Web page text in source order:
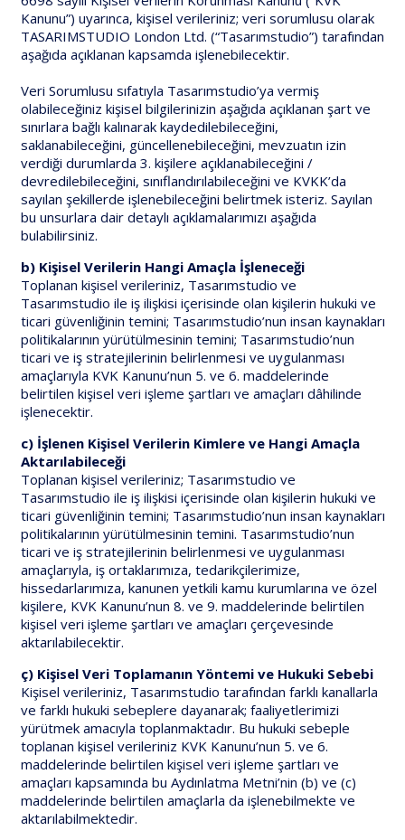
Kanunu”) uyarınca, kişisel verileriniz; veri sorumlusu olarak
TASARIMSTUDIO London Ltd. (“Tasarımstudio”) tarafından
aşağıda açıklanan kapsamda işlenebilecektir.
Veri Sorumlusu sıfatıyla Tasarımstudio’ya vermiş
olabileceğiniz kişisel bilgilerinizin aşağıda açıklanan şart ve
sınırlara bağlı kalınarak kaydedilebileceğini,
saklanabileceğini, güncellenebileceğini, mevzuatın izin
verdiği durumlarda 3. kişilere açıklanabileceğini /
devredilebileceğini, sınıflandırılabileceğini ve KVKK’da
sayılan şekillerde işlenebileceğini belirtmek isteriz. Sayılan
bu unsurlara dair detaylı açıklamalarımızı aşağıda
bulabilirsiniz.
b) Kişisel Verilerin Hangi Amaçla İşleneceği
Toplanan kişisel verileriniz, Tasarımstudio ve
Tasarımstudio ile iş ilişkisi içerisinde olan kişilerin hukuki ve
ticari güvenliğinin temini; Tasarımstudio’nun insan kaynakları
politikalarının yürütülmesinin temini; Tasarımstudio’nun
ticari ve iş stratejilerinin belirlenmesi ve uygulanması
amaçlarıyla KVK Kanunu’nun 5. ve 6. maddelerinde
belirtilen kişisel veri işleme şartları ve amaçları dâhilinde
işlenecektir.
c) İşlenen Kişisel Verilerin Kimlere ve Hangi Amaçla
Aktarılabileceği
Toplanan kişisel verileriniz; Tasarımstudio ve
Tasarımstudio ile iş ilişkisi içerisinde olan kişilerin hukuki ve
ticari güvenliğinin temini; Tasarımstudio’nun insan kaynakları
politikalarının yürütülmesinin temini. Tasarımstudio’nun
ticari ve iş stratejilerinin belirlenmesi ve uygulanması
amaçlarıyla, iş ortaklarımıza, tedarikçilerimize,
hissedarlarımıza, kanunen yetkili kamu kurumlarına ve özel
kişilere, KVK Kanunu’nun 8. ve 9. maddelerinde belirtilen
kişisel veri işleme şartları ve amaçları çerçevesinde
aktarılabilecektir.
ç) Kişisel Veri Toplamanın Yöntemi ve Hukuki Sebebi
Kişisel verileriniz, Tasarımstudio tarafından farklı kanallarla
ve farklı hukuki sebeplere dayanarak; faaliyetlerimizi
yürütmek amacıyla toplanmaktadır. Bu hukuki sebeple
toplanan kişisel verileriniz KVK Kanunu’nun 5. ve 6.
maddelerinde belirtilen kişisel veri işleme şartları ve
amaçları kapsamında bu Aydınlatma Metni’nin (b) ve (c)
maddelerinde belirtilen amaçlarla da işlenebilmekte ve
aktarılabilmektedir.